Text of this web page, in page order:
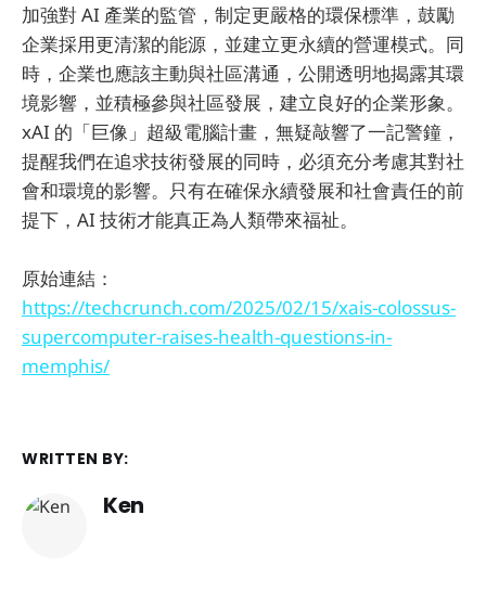
加強對 AI 產業的監管，制定更嚴格的環保標準，鼓勵
企業採用更清潔的能源，並建立更永續的營運模式。同
時，企業也應該主動與社區溝通，公開透明地揭露其環
境影響，並積極參與社區發展，建立良好的企業形象。
xAI 的「巨像」超級電腦計畫，無疑敲響了一記警鐘，
提醒我們在追求技術發展的同時，必須充分考慮其對社
會和環境的影響。只有在確保永續發展和社會責任的前
提下，AI 技術才能真正為人類帶來福祉。
原始連結：
https://techcrunch.com/2025/02/15/xais-colossus-
supercomputer-raises-health-questions-in-
memphis/
WRITTEN BY:
Ken